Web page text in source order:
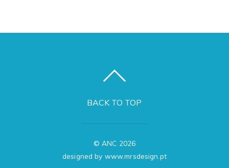
BACK TO TOP
©ANC 2026
designed by www.mrsdesign.pt